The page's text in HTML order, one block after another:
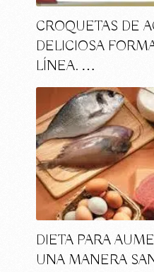
CROQUETAS DE
DELICIOSA
LÍNEA. …
DIETA PARA
UNA MANERA